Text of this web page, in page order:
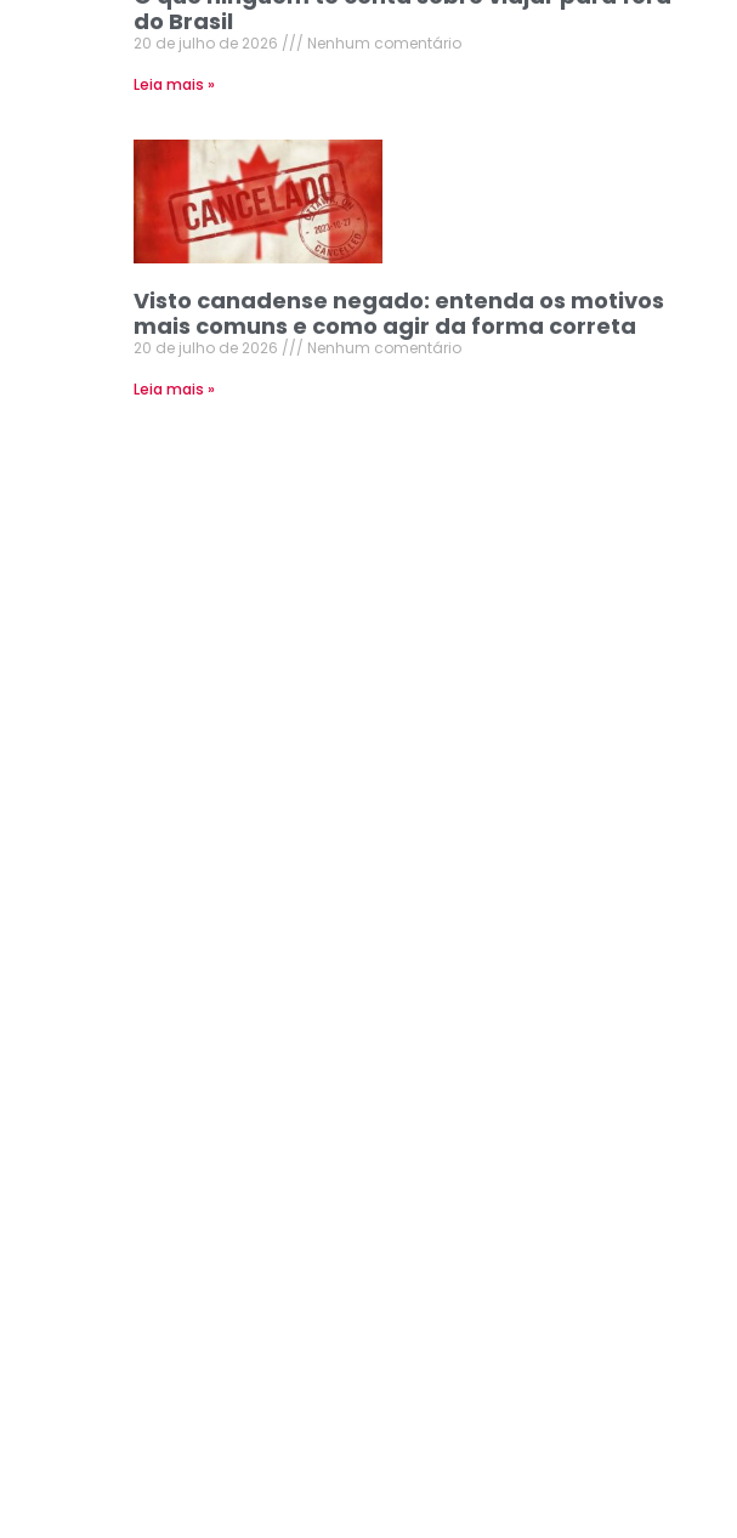
do Brasil
20 de julho de 2026
Nenhum comentário
Leia mais »
Visto canadense negado: entenda os motivos
mais comuns e como agir da forma correta
20 de julho de 2026
Nenhum comentário
Leia mais »